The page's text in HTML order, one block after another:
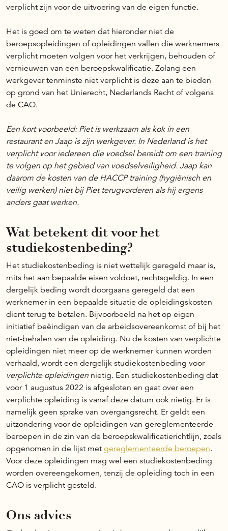
verplicht zijn voor de uitvoering van de eigen functie.
Het is goed om te weten dat hieronder niet de
beroepsopleidingen of opleidingen vallen die werknemers
verplicht moeten volgen voor het verkrijgen, behouden of
vernieuwen van een beroepskwalificatie. Zolang een
werkgever tenminste niet verplicht is deze aan te bieden
op grond van het Unierecht, Nederlands Recht of volgens
de CAO.
Een kort voorbeeld: Piet is werkzaam als kok in een
restaurant en Jaap is zijn werkgever. In Nederland is het
verplicht voor iedereen die voedsel bereidt om een training
te volgen op het gebied van voedselveiligheid. Jaap kan
daarom de kosten van de HACCP training (hygiënisch en
veilig werken) niet bij Piet terugvorderen als hij ergens
anders gaat werken.
Wat betekent dit voor het
studiekostenbeding?
Het studiekostenbeding is niet wettelijk geregeld maar is,
mits het aan bepaalde eisen voldoet, rechtsgeldig. In een
dergelijk beding wordt doorgaans geregeld dat een
werknemer in een bepaalde situatie de opleidingskosten
dient terug te betalen. Bijvoorbeeld na het op eigen
initiatief beëindigen van de arbeidsovereenkomst of bij het
niet-behalen van de opleiding. Nu de kosten van verplichte
opleidingen niet meer op de werknemer kunnen worden
verhaald, wordt een dergelijk studiekostenbeding voor
verplichte opleidingen nietig. Een studiekostenbeding dat
voor 1 augustus 2022 is afgesloten en gaat over een
verplichte opleiding is vanaf deze datum ook nietig. Er is
namelijk geen sprake van overgangsrecht. Er geldt een
uitzondering voor de opleidingen van gereglementeerde
beroepen in de zin van de beroepskwalificatierichtlijn, zoals
opgenomen in de lijst met gereglementeerde beroepen.
Voor deze opleidingen mag wel een studiekostenbeding
worden overeengekomen, tenzij de opleiding toch in een
CAO is verplicht gesteld.
Ons advies